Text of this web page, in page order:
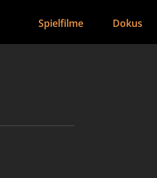
Spielfilme Dokus